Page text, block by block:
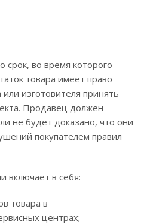
срок, во время которого
товара имеет право
изготовителя принять
Продавец должен
не будет доказано, что они
покупателем правил
включает в себя:
товара в
центрах;